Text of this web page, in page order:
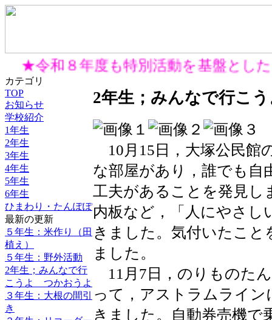
★令和８年度も特別活動を基盤とした
カテゴリ
TOP
お知らせ
学校紹介
1年生
2年生
3年生
4年生
5年生
6年生
ひまわり・たんぽぽ
最新の更新
５年生：米作り（田
植え）
５年生：野外活動
2年生；みんなで行
こうよ つかおうよ
３年生：大根の間引
き
2年生；みんなで行こ
10月15日，大塚公民館
な部屋があり，誰でも自
工夫があることを発見し
内板など，「人にやさし
きました。気付いたこ
ました。
11月7日，のりものた
って，アストラムライ
きました。自動券売機で